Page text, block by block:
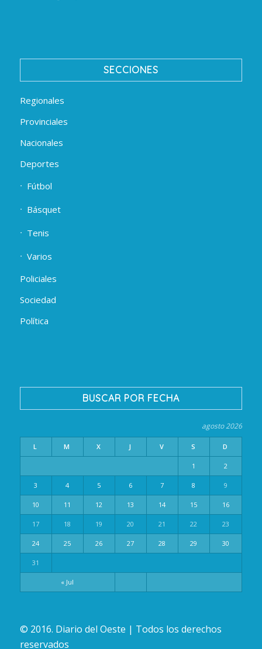
SECCIONES
Regionales
Provinciales
Nacionales
Deportes
Fútbol
Básquet
Tenis
Varios
Policiales
Sociedad
Política
BUSCAR POR FECHA
agosto 2026
L M X J V S D
« Jul
1 2
3 4 5 6 7 8 9
10 11 12 13 14 15 16
17 18 19 20 21 22 23
24 25 26 27 28 29 30
31
© 2016. Diario del Oeste | Todos los derechos
reservados